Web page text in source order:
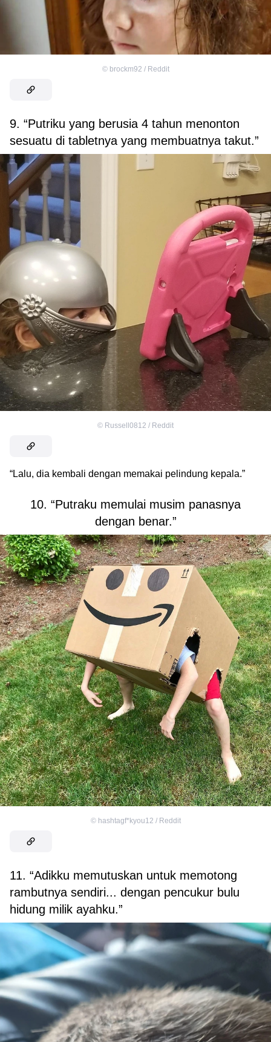
© brockm92 / Reddit
9. “Putriku yang berusia 4 tahun menonton
sesuatu di tabletnya yang membuatnya takut.”
© Russell0812 / Reddit
“Lalu, dia kembali dengan memakai pelindung kepala.”
10. “Putraku memulai musim panasnya
dengan benar.”
© hashtagf*kyou12 / Reddit
11. “Adikku memutuskan untuk memotong
rambutnya sendiri... dengan pencukur bulu
hidung milik ayahku.”